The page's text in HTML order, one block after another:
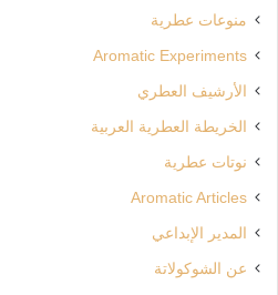
منوعات عطرية
Aromatic Experiments
الأرشيف العطري
الخريطة العطرية العربية
نوتات عطرية
Aromatic Articles
المدير الإبداعي
عن الشوكولاتة